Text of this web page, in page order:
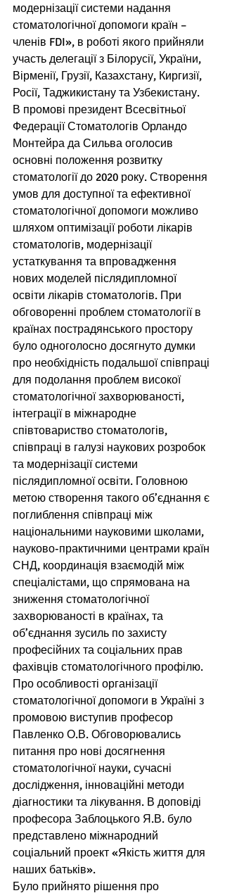
модернізації системи надання
стоматологічної допомоги країн –
членів FDI», в роботі якого прийняли
участь делегації з Білорусії, України,
Вірменії, Грузії, Казахстану, Киргизії,
Росії, Таджикистану та Узбекистану.
В промові президент Всесвітньої
Федерації Стоматологів Орландо
Монтейра да Сильва оголосив
основні положення розвитку
стоматології до 2020 року. Створення
умов для доступної та ефективної
стоматологічної допомоги можливо
шляхом оптимізації роботи лікарів
стоматологів, модернізації
устаткування та впровадження
нових моделей післядипломної
освіти лікарів стоматологів. При
обговоренні проблем стоматології в
країнах пострадянського простору
було одноголосно досягнуто думки
про необхідність подальшої співпраці
для подолання проблем високої
стоматологічної захворюваності,
інтеграції в міжнародне
співтовариство стоматологів,
співпраці в галузі наукових розробок
та модернізації системи
післядипломної освіти. Головною
метою створення такого об’єднання є
поглиблення співпраці між
національними науковими школами,
науково-практичними центрами країн
СНД, координація взаємодій між
спеціалістами, що спрямована на
зниження стоматологічної
захворюваності в країнах, та
об’єднання зусиль по захисту
професійних та соціальних прав
фахівців стоматологічного профілю.
Про особливості організації
стоматологічної допомоги в Україні з
промовою виступив професор
Павленко О.В. Обговорювались
питання про нові досягнення
стоматологічної науки, сучасні
дослідження, інноваційні методи
діагностики та лікування. В доповіді
професора Заблоцького Я.В. було
представлено міжнародний
соціальний проект «Якість життя для
наших батьків».
Було прийнято рішення про